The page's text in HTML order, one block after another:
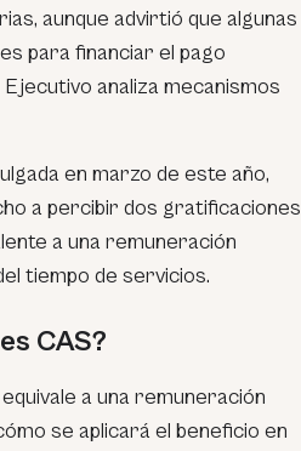
aunque advirtió que algunas
para financiar el pago
analiza mecanismos
en marzo de este año,
a percibir dos gratificaciones
a una remuneración
tiempo de servicios.
CAS?
a una remuneración
se aplicará el beneficio en